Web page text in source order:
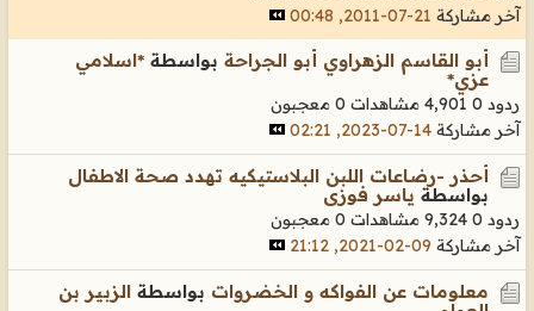
آخر مشاركة 21-07-2011, 00:48
أبو القاسم الزهراوي أبو الجراحة بواسطة *اسلامي
عزي*
ردود 0 4,901 مشاهدات
0 معجبون
آخر مشاركة 14-07-2023, 02:21
أحذر -رضاعات اللبن البلاستيكيه تهدد صحة الاطفال
بواسطة ياسر فوزى
ردود 0 9,324 مشاهدات
0 معجبون
آخر مشاركة 09-02-2021, 21:12
معلومات عن الفواكه و الخضروات بواسطة الزبير بن